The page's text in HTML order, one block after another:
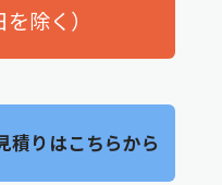
除く）
積りはこちらから